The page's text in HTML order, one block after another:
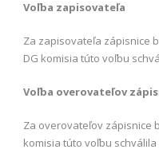
Voľba zapisovateľa
Za zapisovateľa zápisnice
DG komisia túto voľbu
Voľba overovateľov
Za overovateľov zápisnice
komisia túto voľbu